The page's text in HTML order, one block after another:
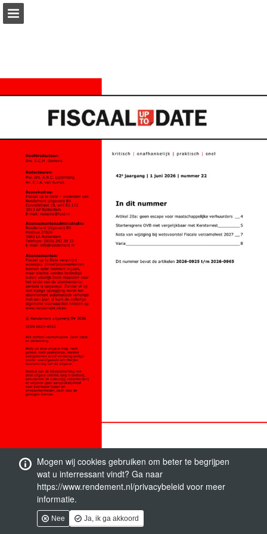
Mogen wij cookies gebruiken om beter te begrijpen
wat u interressant vindt? Ga naar
https://www.rendement.nl/privacybeleid voor meer
informatie.
Nee Ja, ik ga akkoord
Zoeken
Publicatie rapporteren